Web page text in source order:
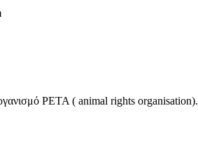
PETA ( animal rights organisation).